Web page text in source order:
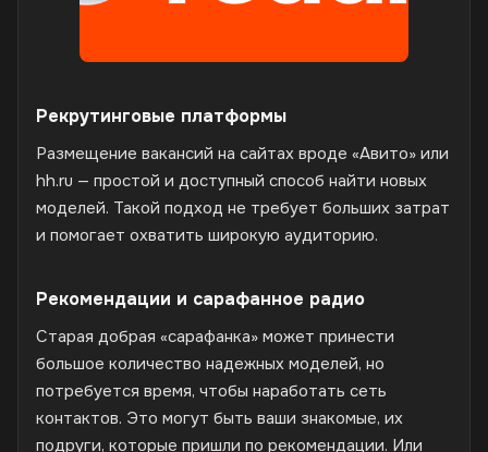
Рекрутинговые платформы
Размещение вакансий на сайтах вроде «Авито» или
hh.ru — простой и доступный способ найти новых
моделей. Такой подход не требует больших затрат
и помогает охватить широкую аудиторию.
Рекомендации и сарафанное радио
Старая добрая «сарафанка» может принести
большое количество надежных моделей, но
потребуется время, чтобы наработать сеть
контактов. Это могут быть ваши знакомые, их
подруги, которые пришли по рекомендации. Или